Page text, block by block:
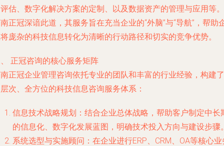
估、数字化解决方案的定制、以及数据资产的管理与应用等。
正冠深谙此道，其服务旨在充当企业的“外脑”与“导航”，帮助
庞杂的科技信息转化为清晰的行动路径和切实的竞争优势。
正冠咨询的核心服务矩阵
正冠企业管理咨询依托专业的团队和丰富的行业经验，构建了
次、全方位的科技信息咨询服务体系：
信息技术战略规划 ：结合企业总体战略，帮助客户制定中长
的信息化、数字化发展蓝图，明确技术投入方向与建设步骤
系统选型与实施顾问 ：在企业进行ERP、CRM、OA等核心